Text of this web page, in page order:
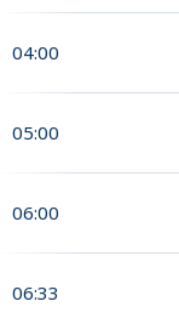
04:00
05:00
06:00
06:33